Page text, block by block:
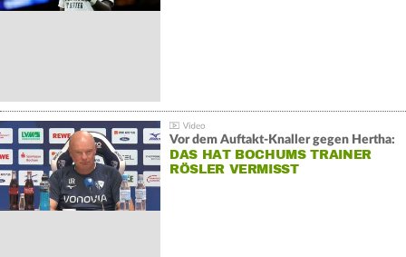
Vor dem Auftakt-Knaller gegen Hertha:
DAS HAT BOCHUMS TRAINER
RÖSLER VERMISST